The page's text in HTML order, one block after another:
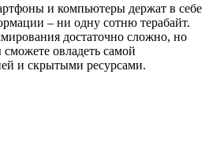
и компьютеры держат в себе
– ни одну сотню терабайт.
достаточно сложно, но
овладеть самой
и скрытыми ресурсами.